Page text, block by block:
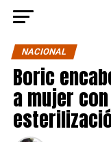
NACIONAL
Boric
a mujer